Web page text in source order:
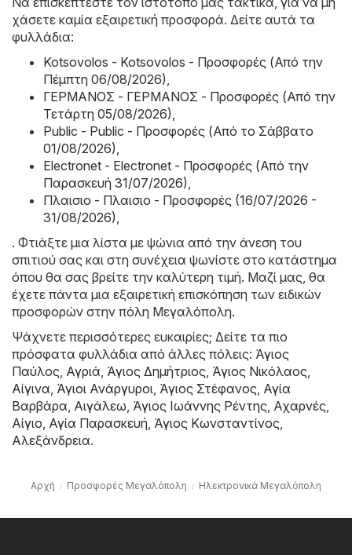
χάσετε καμία εξαιρετική προσφορά. Δείτε αυτά τα
φυλλάδια:
Kotsovolos - Kotsovolos - Προσφορές (Από την
Πέμπτη 06/08/2026),
ΓΕΡΜΑΝΟΣ - ΓΕΡΜΑΝΟΣ - Προσφορές (Από την
Τετάρτη 05/08/2026),
Public - Public - Προσφορές (Από το Σάββατο
01/08/2026),
Electronet - Electronet - Προσφορές (Από την
Παρασκευή 31/07/2026),
Πλαισιο - Πλαισιο - Προσφορές (16/07/2026 -
31/08/2026),
. Φτιάξτε μια λίστα με ψώνια από την άνεση του
σπιτιού σας και στη συνέχεια ψωνίστε στο κατάστημα
όπου θα σας βρείτε την καλύτερη τιμή. Μαζί μας, θα
έχετε πάντα μια εξαιρετική επισκόπηση των ειδικών
προσφορών στην πόλη Μεγαλόπολη.
Ψάχνετε περισσότερες ευκαιρίες; Δείτε τα πιο
πρόσφατα φυλλάδια από άλλες πόλεις: Άγιος
Παύλος, Αγριά, Άγιος Δημήτριος, Άγιος Νικόλαος,
Αίγινα, Άγιοι Ανάργυροι, Άγιος Στέφανος, Αγία
Βαρβάρα, Αιγάλεω, Άγιος Ιωάννης Ρέντης, Αχαρνές,
Αίγιο, Αγία Παρασκευή, Άγιος Κωνσταντίνος,
Αλεξάνδρεια.
Αρχή Προσφορές Μεγαλόπολη Hλεκτρονικά Μεγαλόπολη